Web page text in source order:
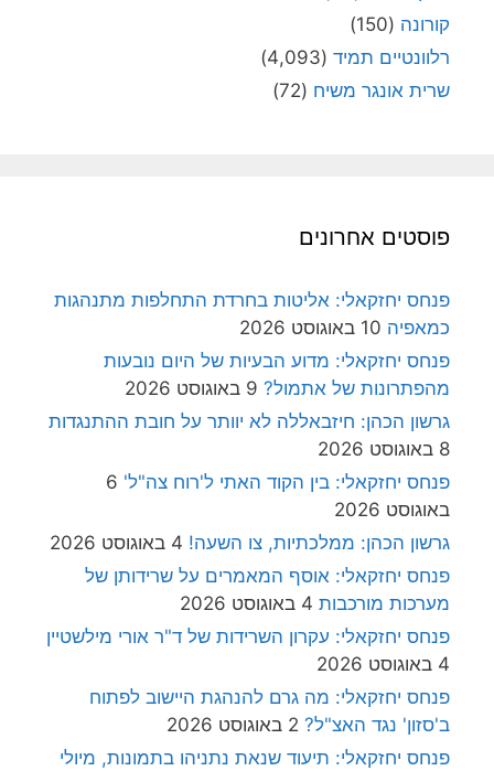
קורונה (150)
רלוונטיים תמיד (4,093)
שרית אונגר משיח (72)
פוסטים אחרונים
פנחס יחזקאלי: אליטות בחרדת התחלפות מתנהגות
כמאפיה 10 באוגוסט 2026
פנחס יחזקאלי: מדוע הבעיות של היום נובעות
מהפתרונות של אתמול? 9 באוגוסט 2026
גרשון הכהן: חיזבאללה לא יוותר על חובת ההתנגדות
8 באוגוסט 2026
פנחס יחזקאלי: בין הקוד האתי ל'רוח צה"ל' 6
באוגוסט 2026
גרשון הכהן: ממלכתיות, צו השעה! 4 באוגוסט 2026
פנחס יחזקאלי: אוסף המאמרים על שרידותן של
מערכות מורכבות 4 באוגוסט 2026
פנחס יחזקאלי: עקרון השרידות של ד"ר אורי מילשטיין
4 באוגוסט 2026
פנחס יחזקאלי: מה גרם להנהגת היישוב לפתוח
ב'סזון' נגד האצ"ל? 2 באוגוסט 2026
פנחס יחזקאלי: תיעוד שנאת נתניהו בתמונות, מיולי